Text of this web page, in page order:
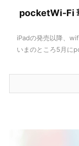
pocketWi-Fi
iPadの発売以降、
いまのところ5月に